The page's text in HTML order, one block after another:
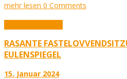
mehr lesen 0 Comments
RASANTE
EULENSPIEGEL
15. Januar 2024